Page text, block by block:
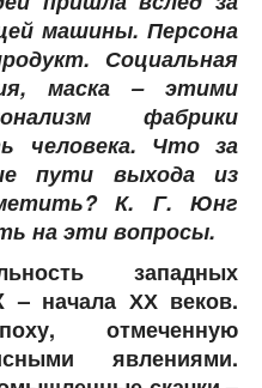
машины. Персона
Социальная
маска – этими
фабрики
человека. Что за
пути выхода из
К. Г. Юнг
на эти вопросы.
западных
– начала ХХ веков.
отмеченную
явлениями.